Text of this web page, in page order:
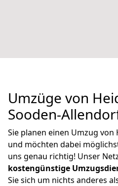
Umzüge von
Sooden-
Sie planen einen Umzug
und möchten dabei
uns genau richtig! Unser
kostengünstige
Sie sich um nichts anderes